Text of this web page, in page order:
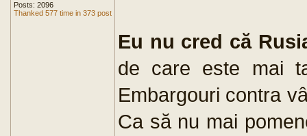
Posts: 2096
Thanked 577 time in 373 post
Eu nu cred că
de care este mai
Embargouri contra
Ca să nu mai